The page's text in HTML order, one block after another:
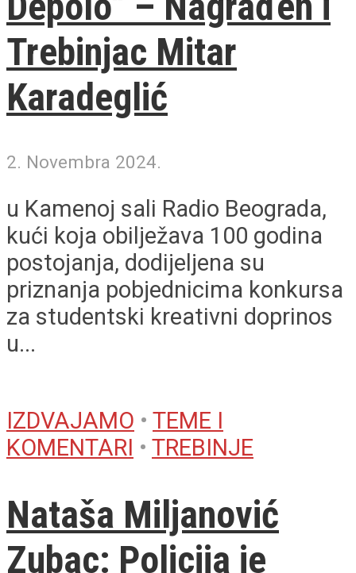
Trebinjac Mitar
Karadeglić
2. Novembra 2024.
u Kamenoj sali Radio Beograda,
kući koja obilježava 100 godina
postojanja, dodijeljena su
priznanja pobjednicima konkursa
za studentski kreativni doprinos
u...
IZDVAJAMO • TEME I
KOMENTARI • TREBINJE
Nataša Miljanović
Zubac: Policija je